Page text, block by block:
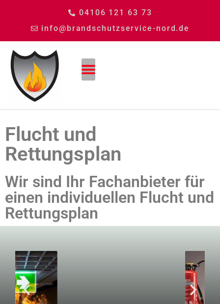
04106 121 63 73
info@brandschutzservice-nord.de
Flucht und
Rettungsplan
Wir sind Ihr Fachanbieter für
einen individuellen Flucht und
Rettungsplan